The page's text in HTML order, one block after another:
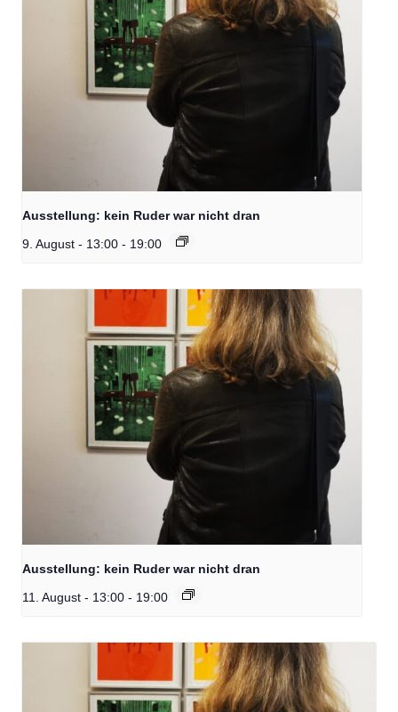
Ausstellung: kein Ruder war nicht dran
9. August - 13:00 - 19:00
Ausstellung: kein Ruder war nicht dran
11. August - 13:00 - 19:00